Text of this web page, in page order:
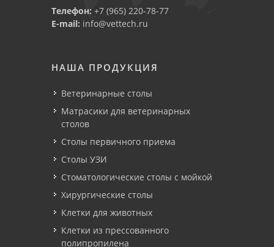
Телефон: +7 (965) 220-78-77
E-mail: info@vettech.ru
НАША ПРОДУКЦИЯ
Ветеринарные столы
Матрасики для ветеринарных
столов
Столы первичного приема
Столы УЗИ
Стоматологические столы с мойкой
Хирургические столы
Клетки для животных
Клетки из прессованного
полипропилена